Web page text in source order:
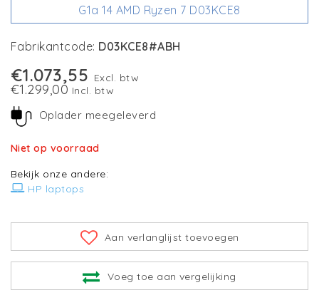
G1a 14 AMD Ryzen 7 D03KCE8
Fabrikantcode: D03KCE8#ABH
€1.073,55 Excl. btw
€1.299,00 Incl. btw
Oplader meegeleverd
Niet op voorraad
Bekijk onze andere:
HP laptops
Aan verlanglijst toevoegen
Voeg toe aan vergelijking